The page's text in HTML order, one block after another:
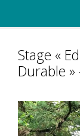
Stage «
Durable »